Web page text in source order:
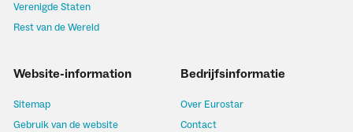
Verenigde Staten
Rest van de Wereld
Website-information
Sitemap
Gebruik van de website
Bedrijfsinformatie
Over Eurostar
Contact